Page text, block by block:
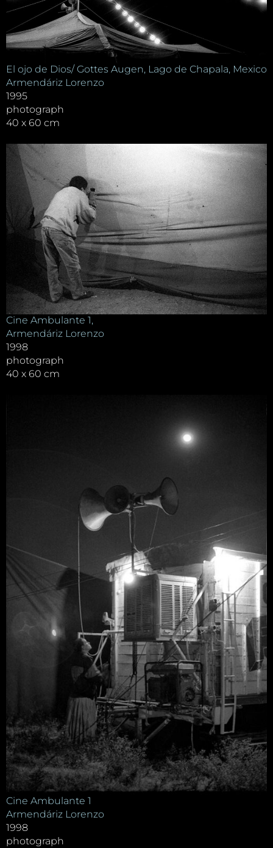
El ojo de Dios/ Gottes Augen, Lago de Chapala, Mexico
Armendáriz Lorenzo
1995
photograph
40 x 60 cm
Cine Ambulante 1,
Armendáriz Lorenzo
1998
photograph
40 x 60 cm
Cine Ambulante 1
Armendáriz Lorenzo
1998
photograph